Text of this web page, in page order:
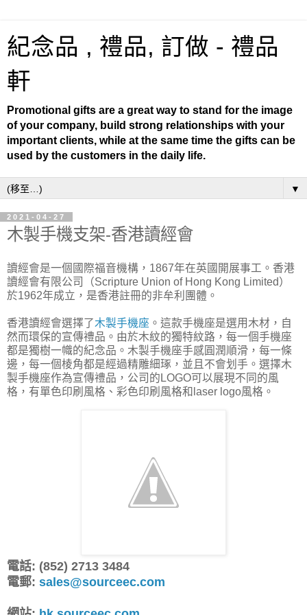
紀念品 , 禮品, 訂做 - 禮品
軒
Promotional gifts are a great way to stand for the image
of your company, build strong relationships with your
important clients, while at the same time the gifts can be
used by the customers in the daily life.
▼
2021-04-27
木製手機支架-香港讀經會
讀經會是一個國際福音機構，1867年在英國開展事工。香港
讀經會有限公司（Scripture Union of Hong Kong Limited）
於1962年成立，是香港註冊的非牟利團體。
香港讀經會選擇了木製手機座 。這款手機座是選用木材，自
然而環保的宣傳禮品。由於木紋的獨特紋路，每一個手機座
都是獨樹一幟的紀念品。木製手機座手感圓潤順滑，每一條
邊，每一個棱角都是經過精雕細琢，並且不會划手。選擇木
製手機座作為宣傳禮品，公司的LOGO可以展現不同的風
格，有單色印刷風格、彩色印刷風格和laser logo風格。
電話: (852) 2713 3484
電郵: sales@sourceec.com